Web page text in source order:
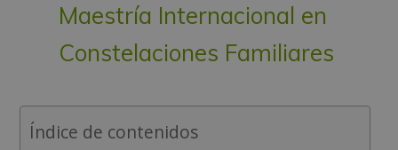
Maestría Internacional en
Constelaciones Familiares
Índice de contenidos